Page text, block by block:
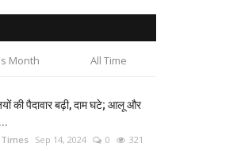
Month All Time
की पैदावार बढ़ी, दाम घटे; आलू और
Times Sep 14, 2024 0 321